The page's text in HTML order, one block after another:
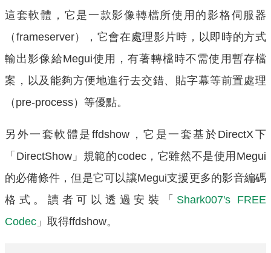
這套軟體，它是一款影像轉檔所使用的影格伺服器
（frameserver），它會在處理影片時，以即時的方式
輸出影像給Megui使用，有著轉檔時不需使用暫存檔
案，以及能夠方便地進行去交錯、貼字幕等前置處理
（pre-process）等優點。
另外一套軟體是ffdshow，它是一套基於DirectX下
「DirectShow」規範的codec，它雖然不是使用Megui
的必備條件，但是它可以讓Megui支援更多的影音編碼
格式。讀者可以透過安裝「 Shark007's FREE
Codec 」取得ffdshow。